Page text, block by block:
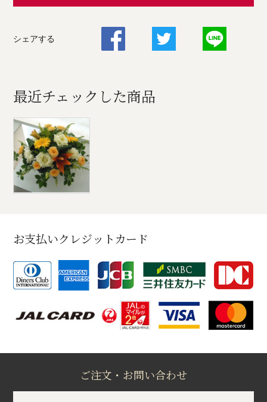
シェアする
最近チェックした商品
お支払いクレジットカード
ご注文・お問い合わせ